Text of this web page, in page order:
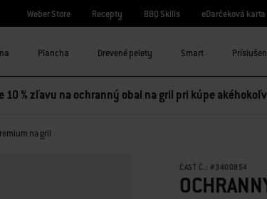
Weber Store Recepty BBQ Skills eDarčeková karta
Plancha Drevené pelety Smart
10 % zľavu na ochranný obal na gril pri kúpe
na gril
ČASŤ Č.: #3400854